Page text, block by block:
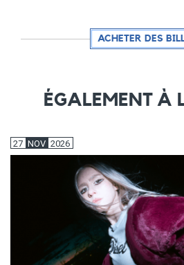
ACHETER DES
ÉGALEMENT À
27 NOV 2026